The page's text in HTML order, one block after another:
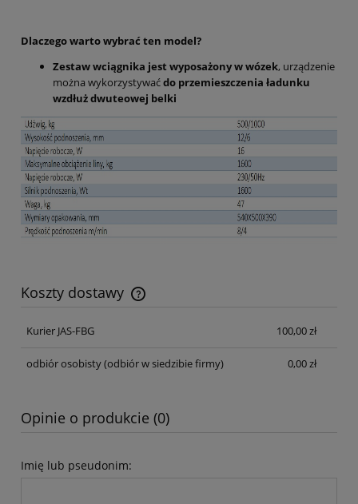
Dlaczego warto wybrać ten model?
Zestaw wciągnika jest wyposażony w wózek, urządzenie
można wykorzystywaćdo przemieszczenia ładunku
wzdłuż dwuteowej belki
Koszty dostawy
Cena nie zawiera ewentualnych kosztów płatności
Kurier JAS-FBG
100,00 zł
odbiór osobisty(odbiór w siedzibie firmy) 0,00 zł
Opinie o produkcie (0)
Imię lub pseudonim: